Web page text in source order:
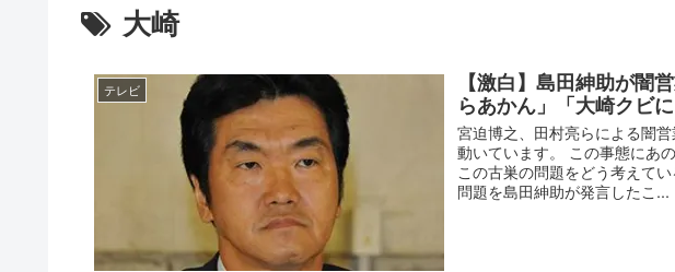
大崎
テレビ
【激白】島田紳助が闇
らあかん」「大崎クビ
宮迫博之、田村亮らによる闇
動いています。 この事態にあ
この古巣の問題をどう考えて
問題を島田紳助が発言したこ...